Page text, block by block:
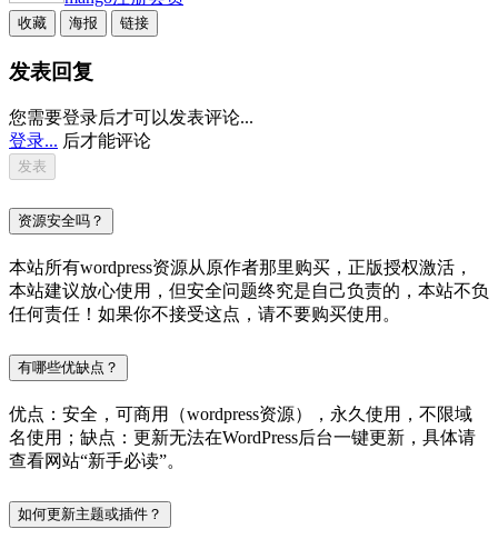
收藏 海报 链接
发表回复
您需要登录后才可以发表评论...
登录... 后才能评论
资源安全吗？
本站所有wordpress资源从原作者那里购买，正版授权激活，
本站建议放心使用，但安全问题终究是自己负责的，本站不负
任何责任！如果你不接受这点，请不要购买使用。
有哪些优缺点？
优点：安全，可商用（wordpress资源），永久使用，不限域
名使用；缺点：更新无法在WordPress后台一键更新，具体请
查看网站“新手必读”。
如何更新主题或插件？